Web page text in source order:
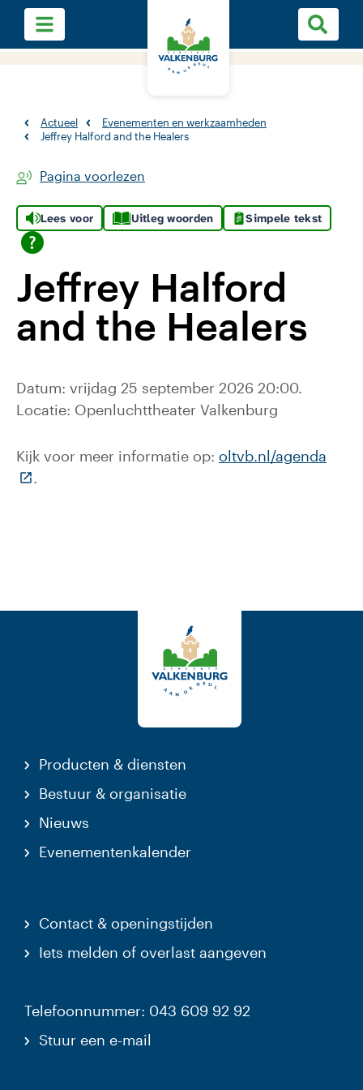
Actueel
Evenementen en werkzaamheden
Jeffrey Halford and the Healers
Pagina voorlezen
Lees voor Uitleg woorden Simpele tekst
Jeffrey Halford
and the Healers
Datum: vrijdag 25 september 2026 20:00.
Locatie: Openluchttheater Valkenburg
Kijk voor meer informatie op: oltvb.nl/agenda
(Deze link gaat naar een externe website)
.
Producten & diensten
Bestuur & organisatie
Nieuws
Evenementenkalender
Contact & openingstijden
Iets melden of overlast aangeven
Telefoonnummer: 043 609 92 92
Stuur een e-mail